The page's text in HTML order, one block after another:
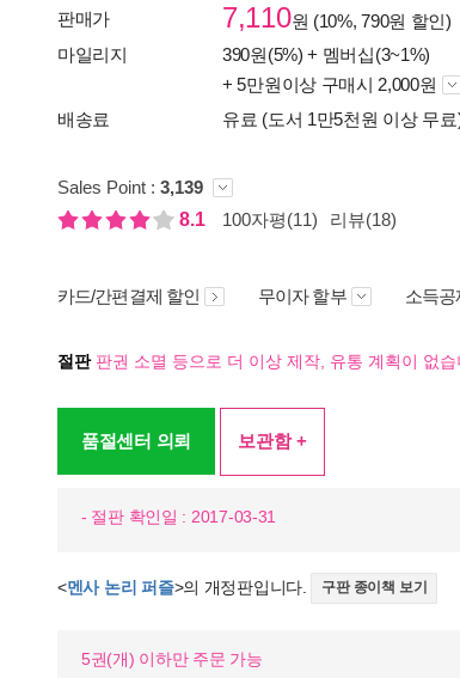
판매가
7,110원 (10%, 790원 할인)
마일리지
390원(5%) + 멤버십(3~1%)
+ 5만원이상 구매시 2,000원
배송료
유료 (도서 1만5천원 이상 무료
Sales Point : 3,139
8.1
100자평(11) 리뷰(18)
카드/간편결제 할인 무이자 할부 소득공
절판판권 소멸 등으로 더 이상 제작, 유통 계획이 없습
품절센터 의뢰 보관함 +
- 절판 확인일 : 2017-03-31
<멘사 논리 퍼즐>의 개정판입니다. 구판 종이책 보기
5권(개) 이하만 주문 가능